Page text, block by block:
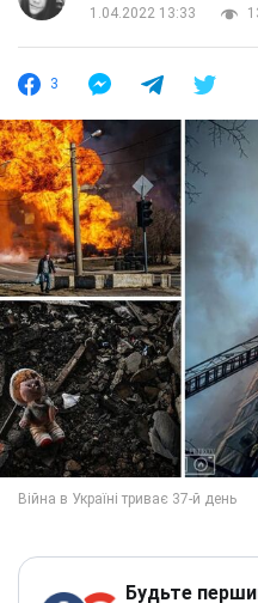
1.04.2022 13:33
3
Будьте